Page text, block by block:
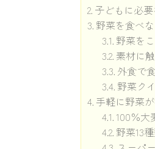
子どもに必
野菜を食べ
野菜を
素材に
外食で
野菜ク
手軽に野菜
100％大
野菜13